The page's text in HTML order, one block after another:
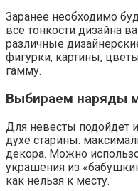
Заранее необходимо
все тонкости дизайна
различные
фигурки, картины,
гамму.
Выбираем наряды
Для невесты подойдет
духе старины:
декора. Можно
украшения из
как нельзя к месту.